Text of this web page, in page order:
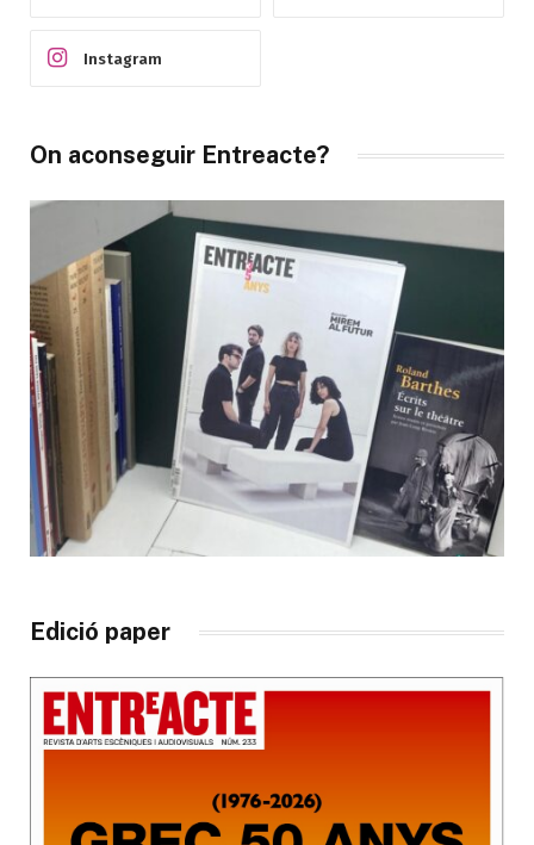
Instagram
On aconseguir Entreacte?
Edició paper